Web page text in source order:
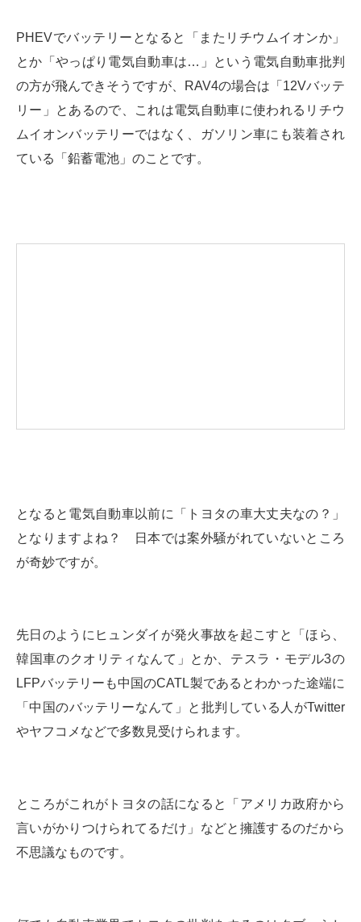
PHEVでバッテリーとなると「またリチウムイオンか」
とか「やっぱり電気自動車は…」という電気自動車批判
の方が飛んできそうですが、RAV4の場合は「12Vバッテ
リー」とあるので、これは電気自動車に使われるリチウ
ムイオンバッテリーではなく、ガソリン車にも装着され
ている「鉛蓄電池」のことです。
となると電気自動車以前に「トヨタの車大丈夫なの？」
となりますよね？ 日本では案外騒がれていないところ
が奇妙ですが。
先日のようにヒュンダイが発火事故を起こすと「ほら、
韓国車のクオリティなんて」とか、テスラ・モデル3の
LFPバッテリーも中国のCATL製であるとわかった途端に
「中国のバッテリーなんて」と批判している人がTwitter
やヤフコメなどで多数見受けられます。
ところがこれがトヨタの話になると「アメリカ政府から
言いがかりつけられてるだけ」などと擁護するのだから
不思議なものです。